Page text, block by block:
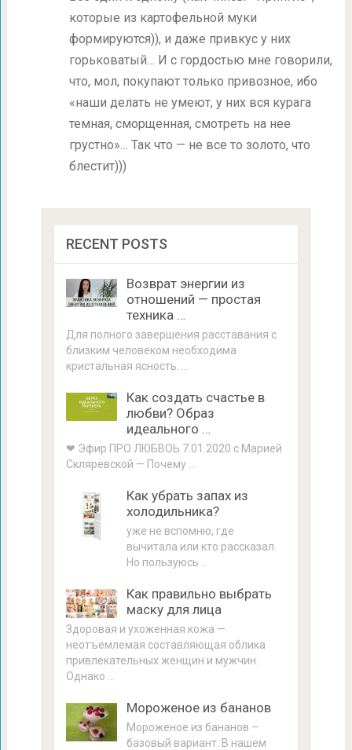
которые из картофельной муки
формируются)), и даже привкус у них
горьковатый… И с гордостью мне говорили,
что, мол, покупают только привозное, ибо
«наши делать не умеют, у них вся курага
темная, сморщенная, смотреть на нее
грустно»… Так что — не все то золото, что
блестит)))
RECENT POSTS
Возврат энергии из
отношений — простая
техника …
Для полного завершения расставания с
близким человеком необходима
кристальная ясность. …
Как создать счастье в
любви? Образ
идеального …
❤ Эфир ПРО ЛЮБВОЬ 7.01.2020 с Марией
Скляревской — Почему …
Как убрать запах из
холодильника?
уже не вспомню, где
вычитала или кто рассказал.
Но пользуюсь …
Как правильно выбрать
маску для лица
Здоровая и ухоженная кожа —
неотъемлемая составляющая облика
привлекательных женщин и мужчин.
Однако …
Мороженое из бананов
Мороженое из бананов –
базовый вариант. В нашем